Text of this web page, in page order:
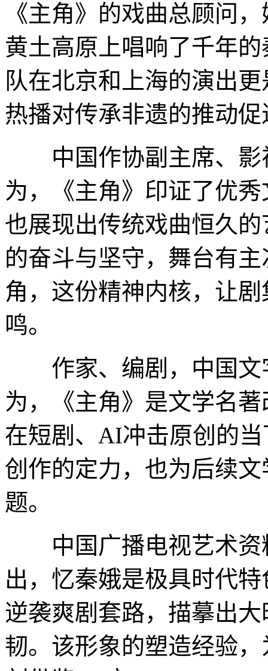
《主角》的戏曲总顾问
黄土高原上唱响了千年
队在北京和上海的演出
热播对传承非遗的推动
中国作协副主席、影
为，《主角》印证了优
也展现出传统戏曲恒久
的奋斗与坚守，舞台有
角，这份精神内核，让
鸣。
作家、编剧，中国文
为，《主角》是文学名
在短剧、AI冲击原创的
创作的定力，也为后续
题。
中国广播电视艺术资
出，忆秦娥是极具时代
逆袭爽剧套路，描摹出
韧。该形象的塑造经验